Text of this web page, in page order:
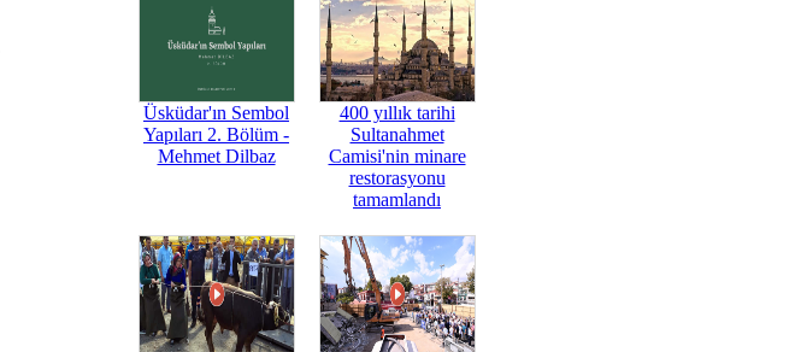
Üsküdar'ın Sembol
Yapıları 2. Bölüm -
Mehmet Dilbaz
400 yıllık tarihi
Sultanahmet
Camisi'nin minare
restorasyonu
tamamlandı